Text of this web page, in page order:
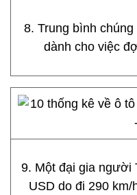
8. Trung bình
dành cho việc
9. Một đại gia người
USD do đi 290